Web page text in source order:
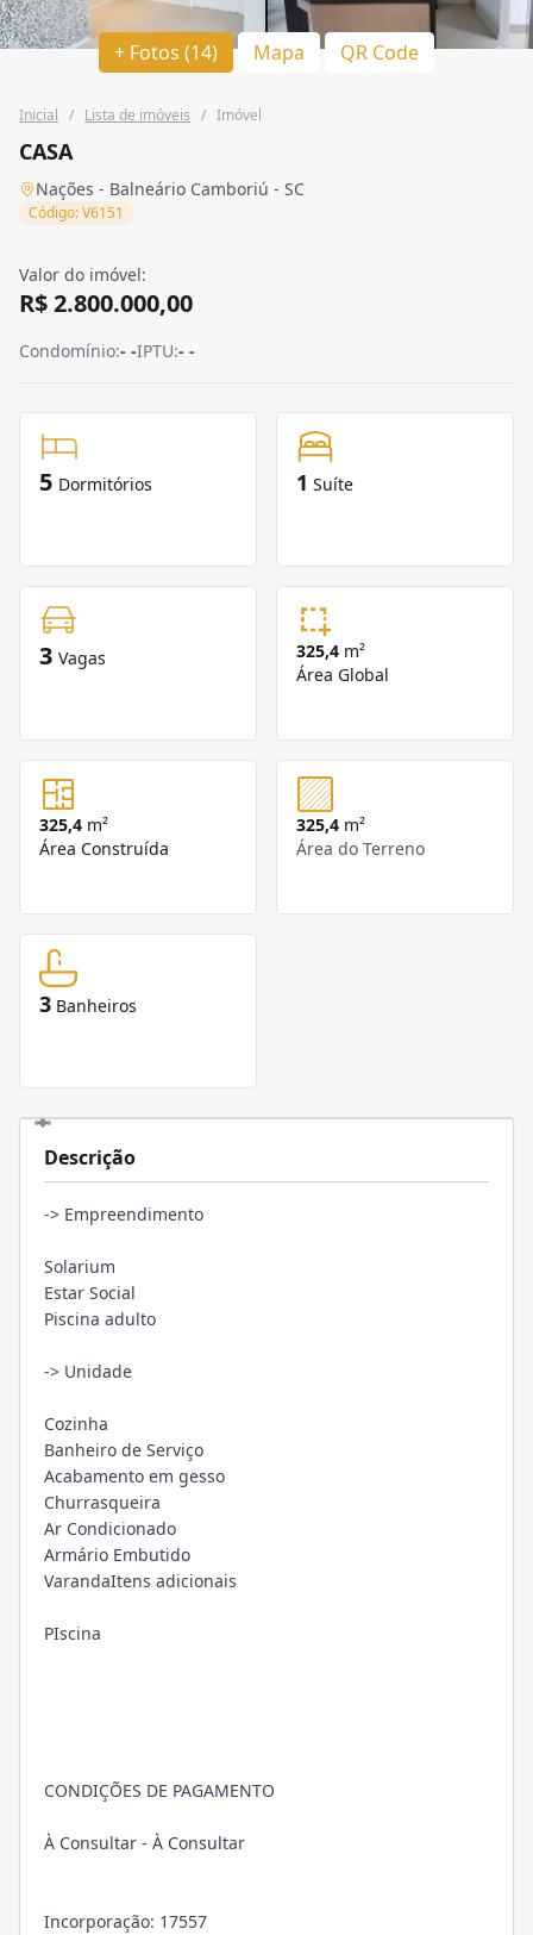
+ Fotos (14) Mapa QR Code
Inicial / Lista de imóveis / Imóvel
CASA
Nações - Balneário Camboriú - SC
Código: V6151
Valor do imóvel:
R$ 2.800.000,00
Condomínio:- -IPTU:- -
5 Dormitórios 1 Suíte
3 Vagas 325,4 m²
Área Global
325,4 m²
Área Construída
325,4 m²
Área do Terreno
3 Banheiros
Descrição
-> Empreendimento
Solarium
Estar Social
Piscina adulto
-> Unidade
Cozinha
Banheiro de Serviço
Acabamento em gesso
Churrasqueira
Ar Condicionado
Armário Embutido
VarandaItens adicionais
PIscina
CONDIÇÕES DE PAGAMENTO
À Consultar - À Consultar
Incorporação: 17557